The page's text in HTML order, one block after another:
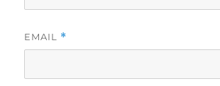
EMAIL *